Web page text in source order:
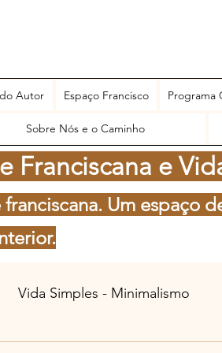
Autor Espaço Francisco Programa
Sobre Nós e o Caminho
Franciscana e
Um espaço
Vida Simples - Minimalismo